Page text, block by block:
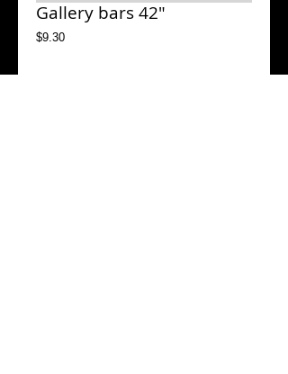
Gallery bars 42"
$9.30Price